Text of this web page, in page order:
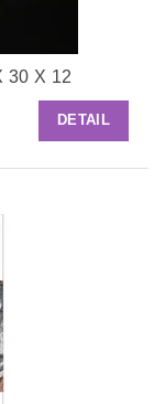
30 X 12
DETAIL